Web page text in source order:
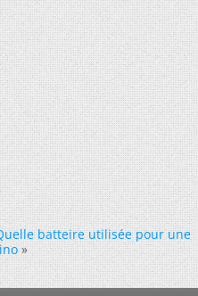
batteire utilisée pour une
»